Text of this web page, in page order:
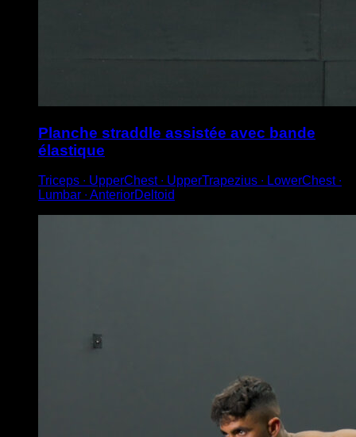
Planche straddle assistée avec bande
élastique
Triceps ∙ UpperChest ∙ UpperTrapezius ∙ LowerChest ∙
Lumbar ∙ AnteriorDeltoid